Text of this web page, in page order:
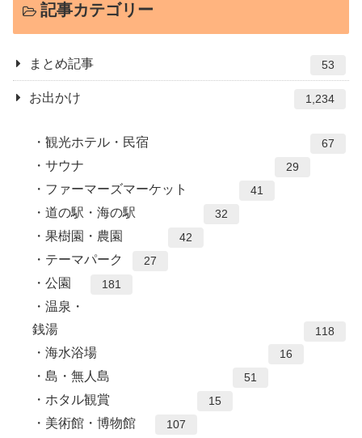
記事カテゴリー
まとめ記事 53
お出かけ 1,234
観光ホテル・民宿 67
サウナ 29
ファーマーズマーケット 41
道の駅・海の駅 32
果樹園・農園 42
テーマパーク 27
公園 181
温泉・
銭湯
118
海水浴場 16
島・無人島 51
ホタル観賞 15
美術館・博物館 107